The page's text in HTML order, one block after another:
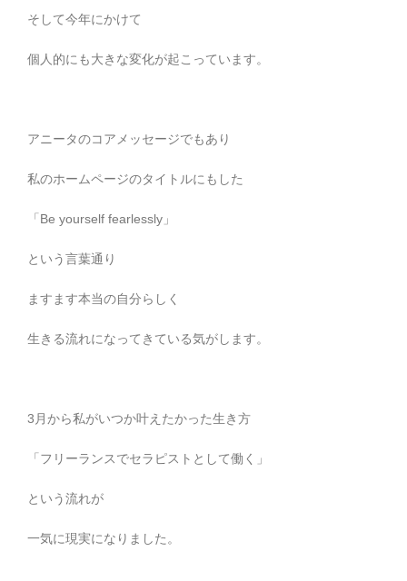
そして今年にかけて
個人的にも大きな変化が起こっています。
アニータのコアメッセージでもあり
私のホームページのタイトルにもした
「Be yourself fearlessly」
という言葉通り
ますます本当の自分らしく
生きる流れになってきている気がします。
3月から私がいつか叶えたかった生き方
「フリーランスでセラピストとして働く」
という流れが
一気に現実になりました。